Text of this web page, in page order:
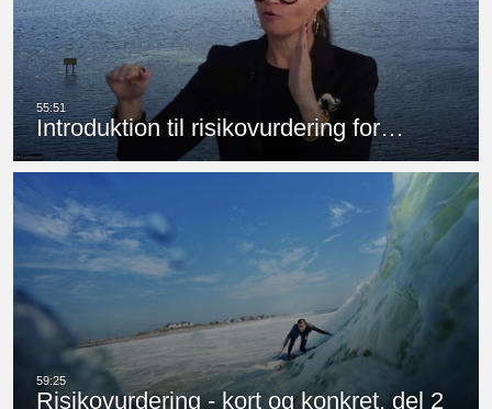
Introduktion til risikovurdering for…
Risikovurdering - kort og konkret, del 2